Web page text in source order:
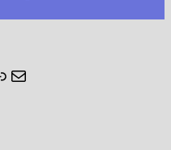
E-Mail